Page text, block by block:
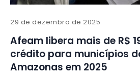
29 de dezembro de 2025
Afeam libera mais de R$
crédito para municípios
Amazonas em 2025